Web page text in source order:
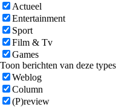
Actueel
Entertainment
Sport
Film & Tv
Games
Toon berichten van deze types
Weblog
Column
(P)review